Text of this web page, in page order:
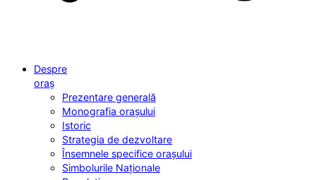
Despre
oraș
Prezentare generală
Monografia orașului
Istoric
Strategia de dezvoltare
Însemnele specifice orașului
Simbolurile Naționale